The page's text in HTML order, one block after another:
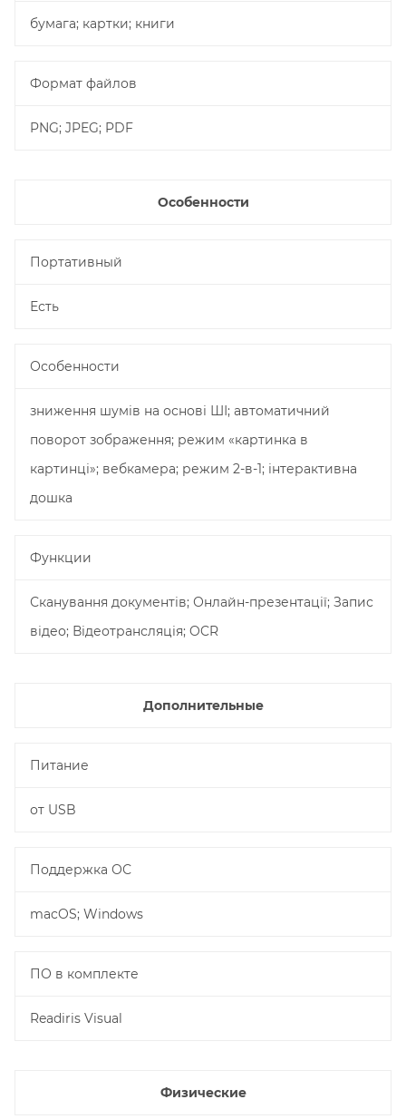
бумага; картки; книги
Формат файлов
PNG; JPEG; PDF
Особенности
Портативный
Есть
Особенности
зниження шумів на основі ШІ; автоматичний
поворот зображення; режим «картинка в
картинці»; вебкамера; режим 2-в-1; інтерактивна
дошка
Функции
Сканування документів; Онлайн-презентації; Запис
відео; Відеотрансляція; OCR
Дополнительные
Питание
от USB
Поддержка ОС
macOS; Windows
ПО в комплекте
Readiris Visual
Физические